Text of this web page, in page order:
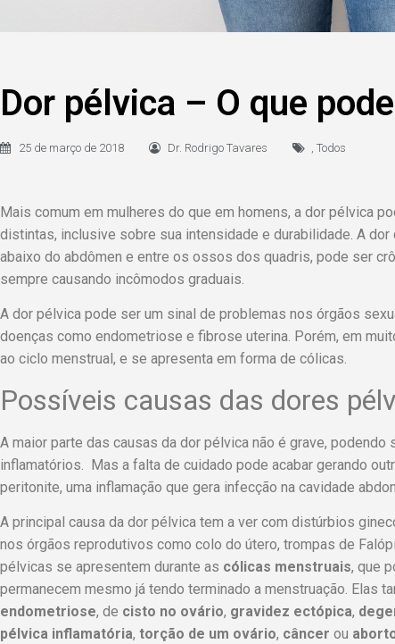
Dor pélvica – O que
25 de março de 2018 Dr. Rodrigo Tavares Todos
Mais comum em mulheres do que em homens, a dor pélvica
distintas, inclusive sobre sua intensidade e durabilidade. A dor
abaixo do abdômen e entre os ossos dos quadris, pode ser
sempre causando incômodos graduais.
A dor pélvica pode ser um sinal de problemas nos órgãos
doenças como endometriose e fibrose uterina. Porém, em
ao ciclo menstrual, e se apresenta em forma de cólicas.
Possíveis causas das dores
A maior parte das causas da dor pélvica não é grave,
inflamatórios. Mas a falta de cuidado pode acabar gerando
peritonite, uma inflamação que gera infecção na cavidade
A principal causa da dor pélvica tem a ver com distúrbios
nos órgãos reprodutivos como colo do útero, trompas de
pélvicas se apresentem durante as cólicas menstruais, que
permanecem mesmo já tendo terminado a menstruação. Elas
endometriose, de cisto no ovário, gravidez ectópica,
pélvica inflamatória, torção de um ovário, câncer ou